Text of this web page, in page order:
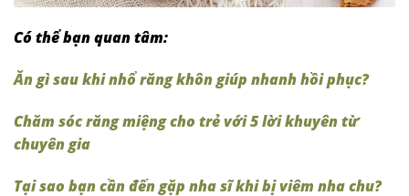
Có thể bạn quan tâm:
Ăn gì sau khi nhổ răng khôn giúp nhanh hồi phục?
Chăm sóc răng miệng cho trẻ với 5 lời khuyên từ
chuyên gia
Tại sao bạn cần đến gặp nha sĩ khi bị viêm nha chu?